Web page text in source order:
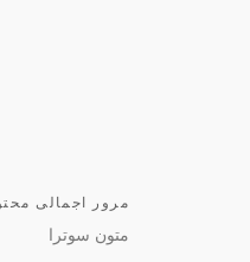
مرور اجمالی
متون سوترا